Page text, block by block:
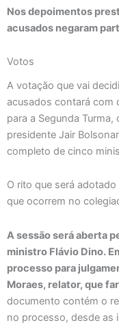
Nos depoimentos
acusados negaram
Votos
A votação que vai
acusados contará com
para a Segunda
presidente Jair
completo de cinco
O rito que será
que ocorrem no
A sessão será aberta
ministro Flávio Dino.
processo para
Moraes, relator, que
documento contém o
no processo, desde as